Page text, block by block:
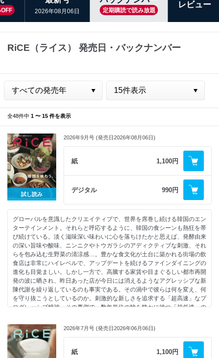
2026年08月06日 定期購読で読み放題
レビュー
RiCE（ライス） 発売日・バックナンバー
全48件中 1 〜 15 件を表示
試し読み
2026年9月号 (発売日2026年08月06日)
紙 1,100円
デジタル 990円
グローバルを意識したクリエイティブで、世界を席巻し続ける韓国のエン
ターテインメント。それらと呼応するように、韓国の食シーンも熱狂を帯
び続けている。淡く滋味深い味わいに心を落ちけたかと思えば、発酵由来
の深い旨味や酸味、ニンニクやトウガラシのアディクティブな刺激、それ
らを包み込む生野菜の清涼感…。豊かな食文化が土台に築かれる街場の飲
食店は非常にハイレベルで、アップデートを続けるファインダイニングの
進化も目覚ましい。しかし一方で、高騰する家賃や目まぐるしい都市再開
発の波に晒され、昨日あった店が今日には消えるようなアグレッシブな新
陳代謝を繰り返しているのも事実である。その渦中で彼らは何を変え、何
を守り抜こうとしているのか。刺激的な新しさを追求する「超高速」なプ
ログレッシブ精神。その裏側で、数年単位の時を静かに待つ「超低速」の
反する二つの速度が交差する地点は一体どこにあるのだろう？情報の表層
を掬うエリアガイドではなく、激流の中に漂う「変わらないもの」への渇
望と、進化の先にある普遍的な食の美意識を求めて、RiCE編集部はソウ
ル・済州・釜山・そして日本各地へと、その精神の源流を辿る旅に出まし
2026年7月号 (発売日2026年06月06日)
紙 1,100円